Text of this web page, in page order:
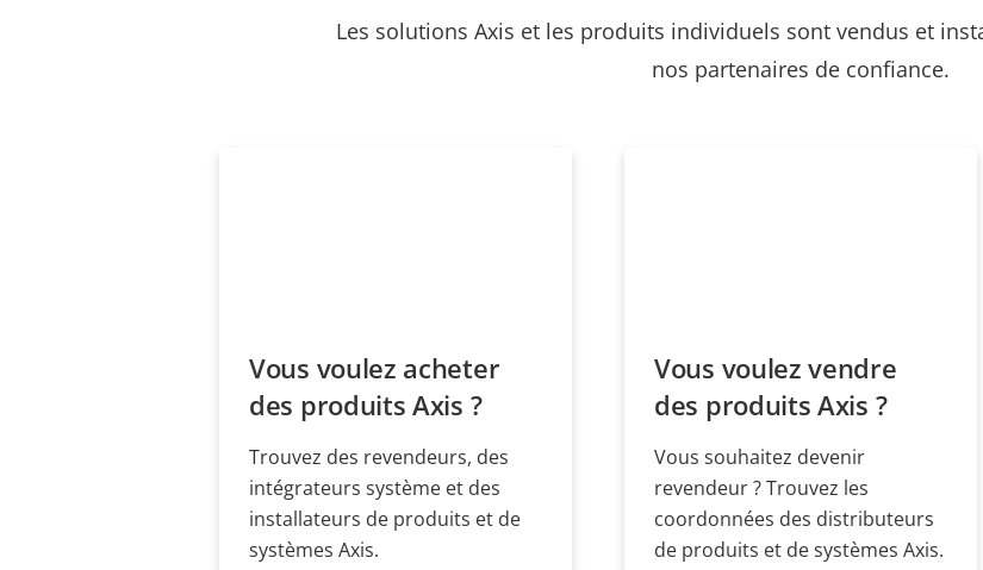
Les solutions Axis et les produits individuels sont vendus et
nos partenaires de confiance.
Vous voulez acheter
des produits Axis ?
Trouvez des revendeurs, des
intégrateurs système et des
installateurs de produits et de
systèmes Axis.
Vous voulez vendre
des produits Axis ?
Vous souhaitez devenir
revendeur ? Trouvez les
coordonnées des distributeurs
de produits et de systèmes Axis.